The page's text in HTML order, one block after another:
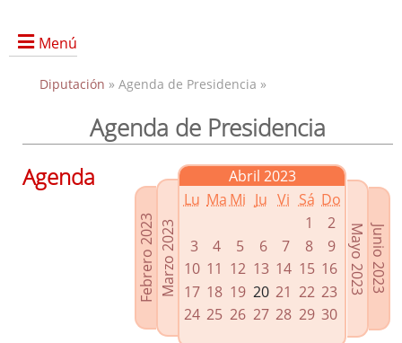
Menú
Presidencia
Grupos Políticos
Enlaces relacionados
Agenda de Presidencia
Plenos provinciales y Juntas de gobierno
Oficina de Proyectos Europeos
Diputación » Agenda de Presidencia »
Agenda de Presidencia
Febrero 2023Marzo 2023
Abril 2023
Lu Ma Mi Ju Vi Sá Do
1
2
3
4 5 6 7 8
9
10 11 12 13 14 15 16
17 18 19 20 21 22 23
24 25 26 27 28 29 30
Junio 2023
Mayo 2023
Agenda